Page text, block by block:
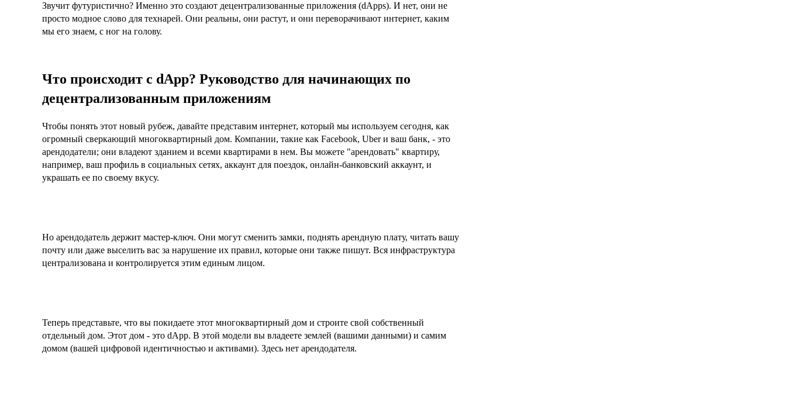
Звучит футуристично? Именно это создают децентрализованные приложения (dApps). И нет, они не
просто модное слово для технарей. Они реальны, они растут, и они переворачивают интернет, каким
мы его знаем, с ног на голову.
Что происходит с dApp? Руководство для начинающих по
децентрализованным приложениям
Чтобы понять этот новый рубеж, давайте представим интернет, который мы используем сегодня, как
огромный сверкающий многоквартирный дом. Компании, такие как Facebook, Uber и ваш банк, - это
арендодатели; они владеют зданием и всеми квартирами в нем. Вы можете "арендовать" квартиру,
например, ваш профиль в социальных сетях, аккаунт для поездок, онлайн-банковский аккаунт, и
украшать ее по своему вкусу.
Но арендодатель держит мастер-ключ. Они могут сменить замки, поднять арендную плату, читать вашу
почту или даже выселить вас за нарушение их правил, которые они также пишут. Вся инфраструктура
централизована и контролируется этим единым лицом.
Теперь представьте, что вы покидаете этот многоквартирный дом и строите свой собственный
отдельный дом. Этот дом - это dApp. В этой модели вы владеете землей (вашими данными) и самим
домом (вашей цифровой идентичностью и активами). Здесь нет арендодателя.